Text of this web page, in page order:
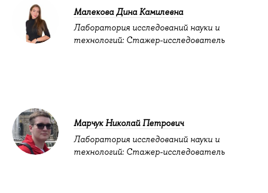
Малекова Дина Камилевна
Лаборатория исследований науки и
технологий: Стажер-исследователь
Марчук Николай Петрович
Лаборатория исследований науки и
технологий: Стажер-исследователь